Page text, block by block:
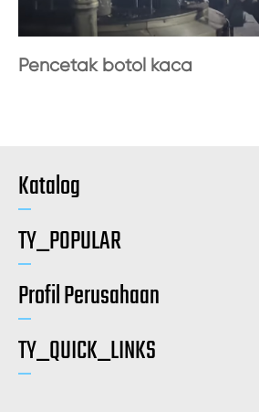
Pencetak botol kaca
Katalog
TY_POPULAR
Profil Perusahaan
TY_QUICK_LINKS